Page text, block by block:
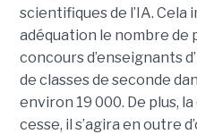
scientifiques de l’IA.
adéquation le nombre de
concours d’enseignants
de classes de seconde
environ 19 000. De plus,
cesse, il s’agira en outre